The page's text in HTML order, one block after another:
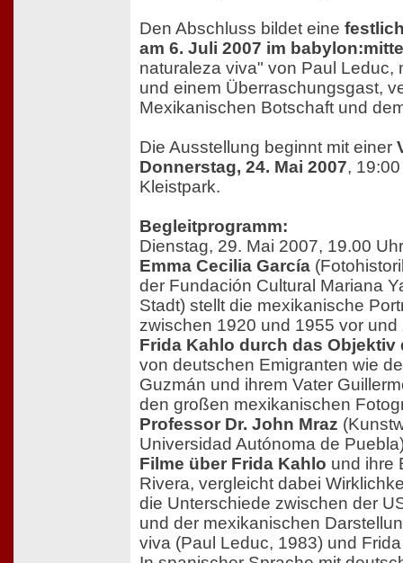
Den Abschluss bildet eine
am 6. Juli 2007 im babylon:mitte
naturaleza viva" von Paul Leduc,
und einem Überraschungsgast,
Mexikanischen Botschaft und
Die Ausstellung beginnt mit einer
Donnerstag, 24. Mai 2007,
Kleistpark.
Begleitprogramm:
Dienstag, 29. Mai 2007, 19.00 Uhr
Emma Cecilia García
der Fundación Cultural Mariana
Stadt) stellt die mexikanische
zwischen 1920 und 1955 vor
Frida Kahlo durch das Objektiv
von deutschen Emigranten wie
Guzmán und ihrem Vater
den großen mexikanischen
Professor Dr. John Mraz
Universidad Autónoma de
Filme über Frida Kahlo und ihre
Rivera, vergleicht dabei
die Unterschiede zwischen der
und der mexikanischen
viva (Paul Leduc, 1983) und